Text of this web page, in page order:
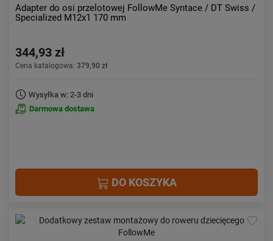
Adapter do osi przelotowej FollowMe Syntace / DT Swiss /
Specialized M12x1 170 mm
344,93 zł
Cena katalogowa: 379,90 zł
Wysyłka w: 2-3 dni
Darmowa dostawa
DO KOSZYKA